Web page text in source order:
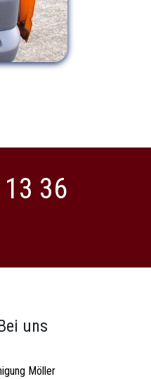
36
uns
Möller